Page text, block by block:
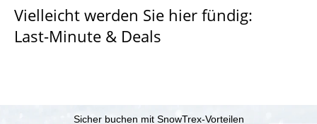
Vielleicht werden Sie hier fündig:
Last-Minute & Deals
Sicher buchen mit SnowTrex-Vorteilen